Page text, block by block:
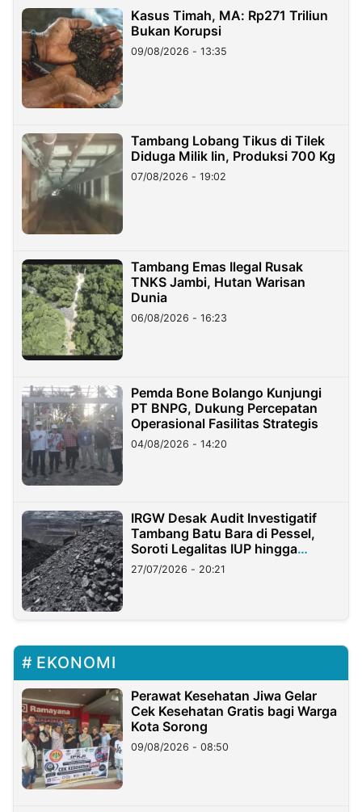
Kasus Timah, MA: Rp271 Triliun
Bukan Korupsi
09/08/2026 - 13:35
Tambang Lobang Tikus di Tilek
Diduga Milik Iin, Produksi 700 Kg
07/08/2026 - 19:02
Tambang Emas Ilegal Rusak
TNKS Jambi, Hutan Warisan
Dunia
06/08/2026 - 16:23
Pemda Bone Bolango Kunjungi
PT BNPG, Dukung Percepatan
Operasional Fasilitas Strategis
04/08/2026 - 14:20
IRGW Desak Audit Investigatif
Tambang Batu Bara di Pessel,
Soroti Legalitas IUP hingga
Stockpile
27/07/2026 - 20:21
EKONOMI
Perawat Kesehatan Jiwa Gelar
Cek Kesehatan Gratis bagi Warga
Kota Sorong
09/08/2026 - 08:50